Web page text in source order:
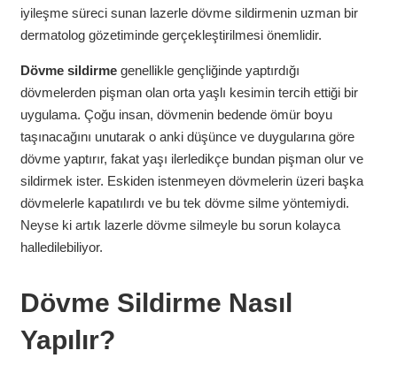
iyileşme süreci sunan lazerle dövme sildirmenin uzman bir
dermatolog gözetiminde gerçekleştirilmesi önemlidir.
Dövme sildirme genellikle gençliğinde yaptırdığı
dövmelerden pişman olan orta yaşlı kesimin tercih ettiği bir
uygulama. Çoğu insan, dövmenin bedende ömür boyu
taşınacağını unutarak o anki düşünce ve duygularına göre
dövme yaptırır, fakat yaşı ilerledikçe bundan pişman olur ve
sildirmek ister. Eskiden istenmeyen dövmelerin üzeri başka
dövmelerle kapatılırdı ve bu tek dövme silme yöntemiydi.
Neyse ki artık lazerle dövme silmeyle bu sorun kolayca
halledilebiliyor.
Dövme Sildirme Nasıl
Yapılır?